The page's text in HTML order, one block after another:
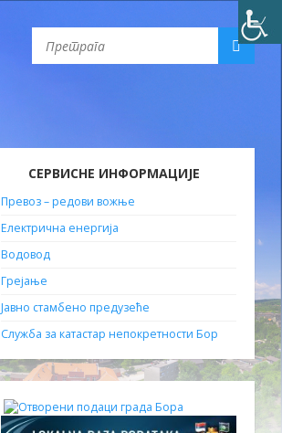
СЕРВИСНЕ ИНФОРМАЦИЈЕ
Превоз – редови вожње
Електрична енергија
Водовод
Грејање
Јавно стамбено предузеће
Служба за катастар непокретности Бор